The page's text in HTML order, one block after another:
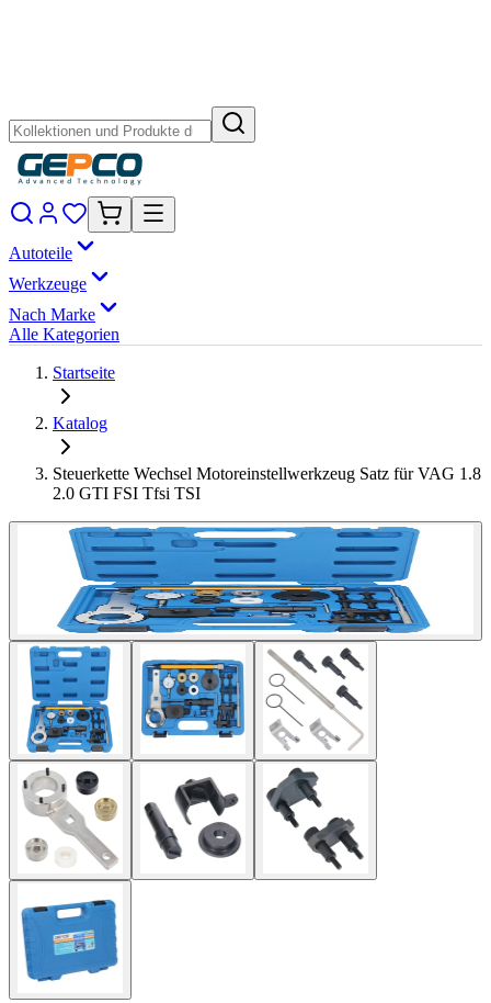
Autoteile
Werkzeuge
Nach Marke
Alle Kategorien
Startseite
Katalog
Steuerkette Wechsel Motoreinstellwerkzeug Satz für VAG 1.8
2.0 GTI FSI Tfsi TSI